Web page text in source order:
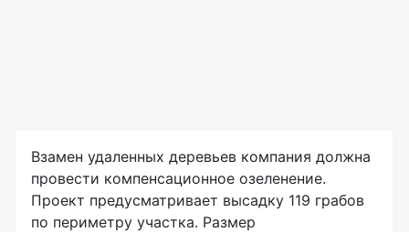
Взамен удаленных деревьев компания должна
провести компенсационное озеленение.
Проект предусматривает высадку 119 грабов
по периметру участка. Размер